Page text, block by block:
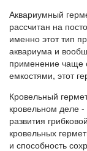
Аквариумный
рассчитан на
именно этот тип
аквариума и
применение чаще
емкостями, этот
Кровельный
кровельном деле
развития
кровельных
и способность